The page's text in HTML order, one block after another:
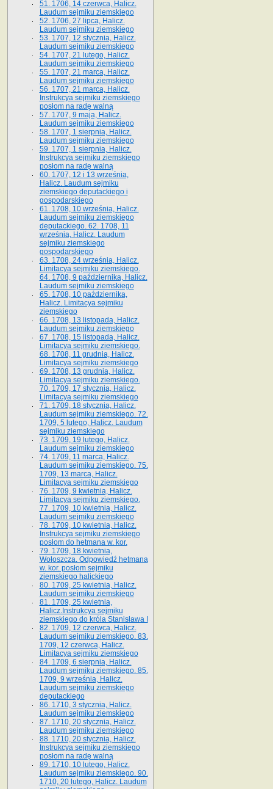
51. 1706, 14 czerwca, Halicz.
Laudum sejmiku ziemskiego
52. 1706, 27 lipca, Halicz.
Laudum sejmiku ziemskiego
53. 1707, 12 stycznia, Halicz.
Laudum sejmiku ziemskiego
54. 1707, 21 lutego, Halicz.
Laudum sejmiku ziemskiego
55. 1707, 21 marca, Halicz.
Laudum sejmiku ziemskiego
56. 1707, 21 marca, Halicz.
Instrukcya sejmiku ziemskiego
posłom na radę walną
57. 1707, 9 maja, Halicz.
Laudum sejmiku ziemskiego
58. 1707, 1 sierpnia, Halicz.
Laudum sejmiku ziemskiego
59. 1707, 1 sierpnia, Halicz.
Instrukcya sejmiku ziemskiego
posłom na radę walną
60. 1707, 12 i 13 września,
Halicz. Laudum sejmiku
ziemskiego deputackiego i
gospodarskiego
61. 1708, 10 września, Halicz.
Laudum sejmiku ziemskiego
deputackiego. 62. 1708, 11
września, Halicz. Laudum
sejmiku ziemskiego
gospodarskiego
63. 1708, 24 września, Halicz.
Limitacya sejmiku ziemskiego.
64. 1708, 9 października, Halicz.
Laudum sejmiku ziemskiego
65­. 1708, 10 października,
Halicz. Limitacya sejmiku
ziemskiego
66. 1708, 13 listopada, Halicz.
Laudum sejmiku ziemskiego
67. 1708, 15 listopada, Halicz.
Limitacya sejmiku ziemskiego.
68. 1708, 11 grudnia, Halicz.
Limitacya sejmiku ziemskiego
69. 1708, 13 grudnia, Halicz.
Limitacya sejmiku ziemskiego.
70. 1709, 17 stycznia, Halicz.
Limitacya sejmiku ziemskiego
71. 1709, 18 stycznia, Halicz.
Laudum sejmiku ziemskiego. 72.
1709, 5 lutego, Halicz. Laudum
sejmiku ziemskiego
73. 1709, 19 lutego, Halicz.
Laudum sejmiku ziemskiego
74. 1709, 11 marca, Halicz.
Laudum sejmiku ziemskiego. 75.
1709, 13 marca, Halicz.
Limitacya sejmiku ziemskiego
76. 1709, 9 kwietnia, Halicz.
Limitacya sejmiku ziemskiego.
77. 1709, 10 kwietnia, Halicz.
Laudum sejmiku ziemskiego
78. 1709, 10 kwietnia, Halicz.
Instrukcya sejmiku ziemskiego
posłom do hetmana w. kor.
79. 1709, 18 kwietnia,
Wołoszcza. Odpowiedź hetmana
w. kor. posłom sejmiku
ziemskiego halickiego
80. 1709, 25 kwietnia, Halicz.
Laudum sejmiku ziemskiego
81. 1709, 25 kwietnia,
Halicz.Instrukcya sejmiku
ziemskiego do króla Stanisława I
82. 1709, 12 czerwca, Halicz.
Laudum sejmiku ziemskiego. 83.
1709, 12 czerwca, Halicz.
Limitacya sejmiku ziemskiego
84. 1709, 6 sierpnia, Halicz.
Laudum sejmiku ziemskiego. 85.
1709, 9 września, Halicz.
Laudum sejmiku ziemskiego
deputackiego
86. 1710, 3 stycznia, Halicz.
Laudum sejmiku ziemskiego
87. 1710, 20 stycznia, Halicz.
Laudum sejmiku ziemskiego
88. 1710, 20 stycznia, Halicz.
Instrukcya sejmiku ziemskiego
posłom na radę walną
89. 1710, 10 lutego, Halicz.
Laudum sejmiku ziemskiego. 90.
1710, 20 lutego, Halicz. Laudum